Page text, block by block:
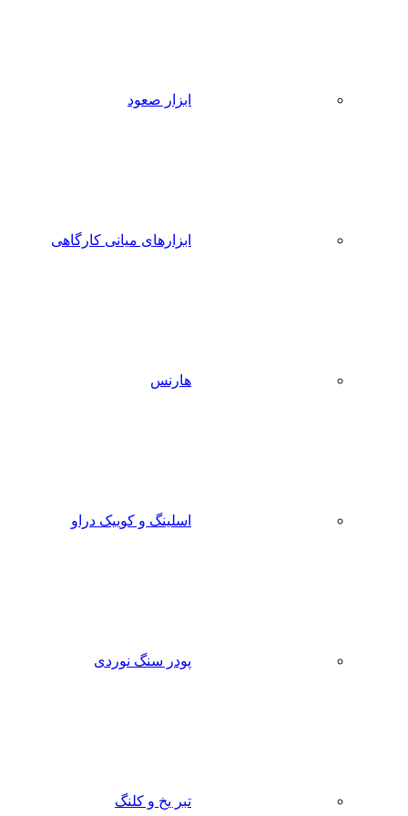
ابزار صعود
ابزارهای میانی کارگاهی
هارنس
اسلینگ و کوییک دراو
پودر سنگ نوردی
تبر یخ و کلنگ